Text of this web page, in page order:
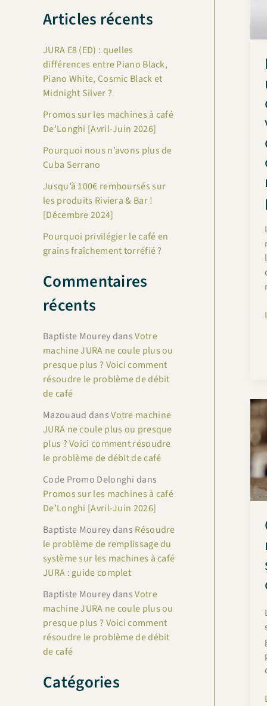
c
e
r
c
h
e
r
:
Articles récents
JURA E8 (ED) : quelles
différences entre Piano Black,
Piano White, Cosmic Black et
Midnight Silver ?
Promos sur les machines à café
De’Longhi [Avril-Juin 2026]
Pourquoi nous n’avons plus de
Cuba Serrano
Jusqu’à 100€ remboursés sur
les produits Riviera & Bar !
[Décembre 2024]
Pourquoi privilégier le café en
grains fraîchement torréfié ?
Commentaires
récents
Baptiste Mourey dansVotre
machine JURA ne coule plus ou
presque plus ? Voici comment
résoudre le problème de débit
de café
Mazouaud dansVotre machine
JURA ne coule plus ou presque
plus ? Voici comment résoudre
le problème de débit de café
Code Promo Delonghi dans
Promos sur les machines à café
De’Longhi [Avril-Juin 2026]
Baptiste Mourey dans Résoudre
le problème de remplissage du
système sur les machines à café
JURA : guide complet
Baptiste Mourey dansVotre
machine JURA ne coule plus ou
presque plus ? Voici comment
résoudre le problème de débit
de café
Catégories